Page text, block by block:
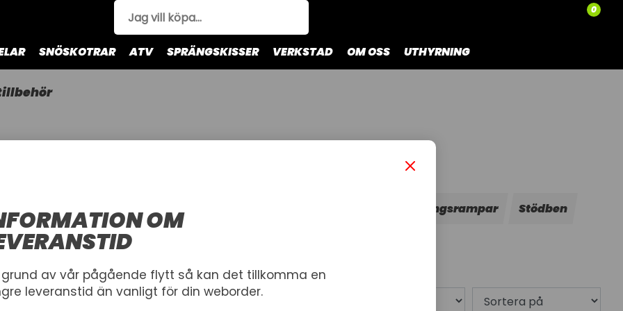
0
SNÖSKOTRAR ATV SPRÄNGSKISSER VERKSTAD OM OSS UTHYRNING
& Kapell Förhöjningskit Uppkörningsrampar Stödben
& Fälg Spännband
OM
grund av vår pågående flytt så kan det tillkomma en
leveranstid än vanligt för din weborder.